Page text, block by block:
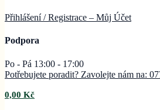
Přihlášení / Registrace – Můj Účet
Podpora
Po - Pá 13:00 - 17:00
Potřebujete poradit? Zavolejte nám na:
0,00 Kč